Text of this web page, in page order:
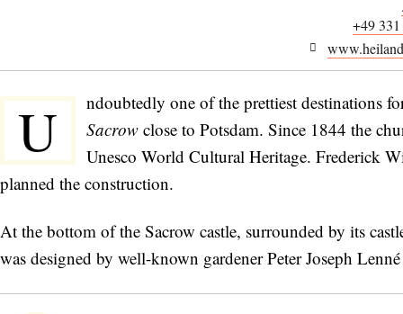
+49
U
ndoubtedly one of the prettiest destinations
Sacrow close to Potsdam. Since 1844 the
Unesco World Cultural Heritage. Frederick
planned the construction.
At the bottom of the Sacrow castle, surrounded by its
was designed by well-known gardener Peter Joseph